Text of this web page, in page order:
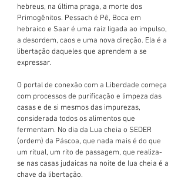
hebreus, na última praga, a morte dos
Primogênitos. Pessach é Pê, Boca em
hebraico e Saar é uma raiz ligada ao impulso,
a desordem, caos e uma nova direção. Ela é a
libertação daqueles que aprendem a se
expressar.
O portal de conexão com a Liberdade começa
com processos de purificação e limpeza das
casas e de si mesmos das impurezas,
considerada todos os alimentos que
fermentam. No dia da Lua cheia o SEDER
(ordem) da Páscoa, que nada mais é do que
um ritual, um rito de passagem, que realiza-
se nas casas judaicas na noite de lua cheia é a
chave da libertação.